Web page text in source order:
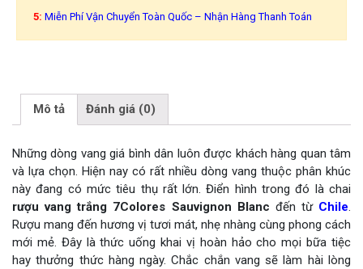
5: Miễn Phí Vận Chuyển Toàn Quốc – Nhận Hàng Thanh Toán
Mô tả Đánh giá (0)
Những dòng vang giá bình dân luôn được khách hàng quan tâm
và lựa chọn. Hiện nay có rất nhiều dòng vang thuộc phân khúc
này đang có mức tiêu thụ rất lớn. Điển hình trong đó là chai
rượu vang trắng 7Colores Sauvignon Blanc đến từ Chile.
Rượu mang đến hương vị tươi mát, nhẹ nhàng cùng phong cách
mới mẻ. Đây là thức uống khai vị hoàn hảo cho mọi bữa tiệc
hay thưởng thức hàng ngày. Chắc chắn vang sẽ làm hài lòng